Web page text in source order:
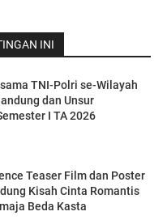
INI
TNI-Polri se-Wilayah
dan Unsur
I TA 2026
Teaser Film dan Poster
Kisah Cinta Romantis
Beda Kasta